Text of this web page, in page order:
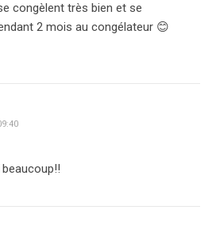
congèlent très bien et se
2 mois au congélateur 😊